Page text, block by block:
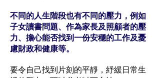
不同的人生階段也有不同的壓力，例如
子女讀書問題、作為家長及照顧者的壓
力、擔心能否找到一份安穩的工作及憂
慮財政和健康等。
要令自己找到片刻的平靜，紓緩日常生